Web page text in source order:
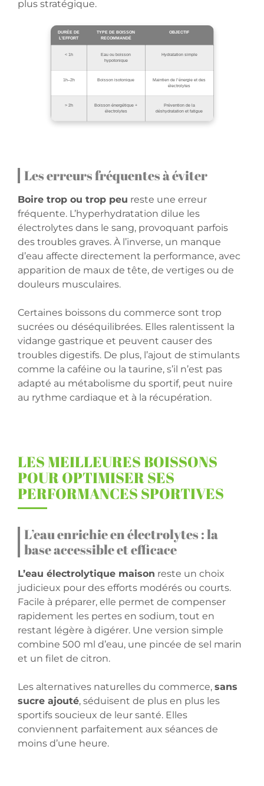
plus stratégique.
DURÉE DE
L’EFFORT
TYPE DE BOISSON
RECOMMANDÉ
OBJECTIF
< 1h
Eau ou boisson
hypotonique
Hydratation simple
1h–2h Boisson isotonique
Maintien de l’énergie et des
électrolytes
> 2h
Boisson énergétique +
électrolytes
Prévention de la
déshydratation et fatigue
Les erreurs fréquentes à éviter
Boire trop ou trop peu reste une erreur
fréquente. L’hyperhydratation dilue les
électrolytes dans le sang, provoquant parfois
des troubles graves. À l’inverse, un manque
d’eau affecte directement la performance, avec
apparition de maux de tête, de vertiges ou de
douleurs musculaires.
Certaines boissons du commerce sont trop
sucrées ou déséquilibrées. Elles ralentissent la
vidange gastrique et peuvent causer des
troubles digestifs. De plus, l’ajout de stimulants
comme la caféine ou la taurine, s’il n’est pas
adapté au métabolisme du sportif, peut nuire
au rythme cardiaque et à la récupération.
LES MEILLEURES BOISSONS
POUR OPTIMISER SES
PERFORMANCES SPORTIVES
L’eau enrichie en électrolytes : la
base accessible et efficace
L’eau électrolytique maison reste un choix
judicieux pour des efforts modérés ou courts.
Facile à préparer, elle permet de compenser
rapidement les pertes en sodium, tout en
restant légère à digérer. Une version simple
combine 500 ml d’eau, une pincée de sel marin
et un filet de citron.
Les alternatives naturelles du commerce, sans
sucre ajouté, séduisent de plus en plus les
sportifs soucieux de leur santé. Elles
conviennent parfaitement aux séances de
moins d’une heure.